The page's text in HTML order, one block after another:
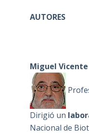
AUTORES
Miguel Vicente
Dirigió un
Nacional de